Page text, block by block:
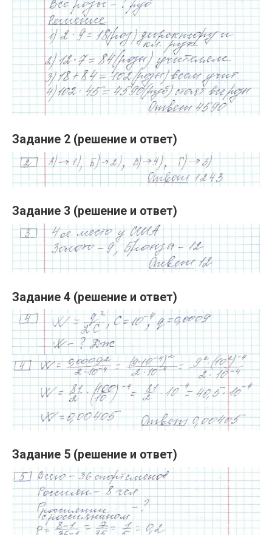
Задание 2 (решение и ответ)
Задание 3 (решение и ответ)
Задание 4 (решение и ответ)
Задание 5 (решение и ответ)